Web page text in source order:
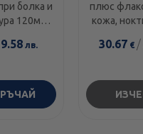
болка и
120мг/
9.58лв.
плюс
кожа,
30.67 € /